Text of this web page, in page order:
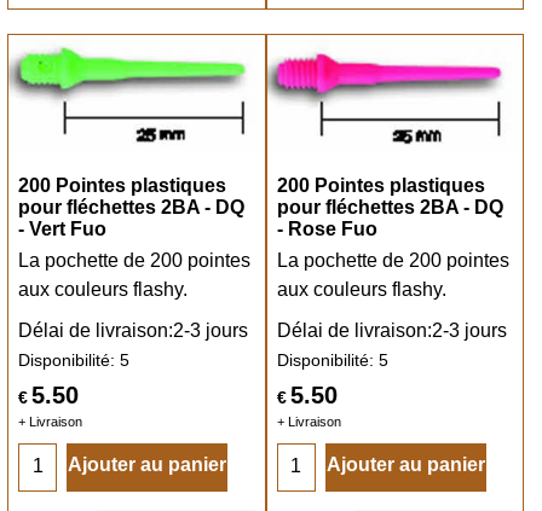
200 Pointes plastiques
pour fléchettes 2BA - DQ
- Vert Fuo
La pochette de 200 pointes
aux couleurs flashy.
€5.50
+ Livraison
Délai de livraison:2-3 jours
Disponibilité: 5
Ajouter au panier
200 Pointes plastiques
pour fléchettes 2BA - DQ
- Rose Fuo
La pochette de 200 pointes
aux couleurs flashy.
€ 5.50
+ Livraison
Délai de livraison:2-3 jours
Disponibilité: 5
Ajouter au panier